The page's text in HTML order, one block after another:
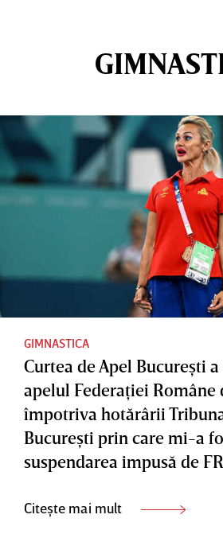
GIMNASTICA
Curtea de Apel Bucureşti
apelul Federaţiei Române
împotriva hotărârii
Bucureşti prin care mi-a
suspendarea impusă de
Citește mai mult